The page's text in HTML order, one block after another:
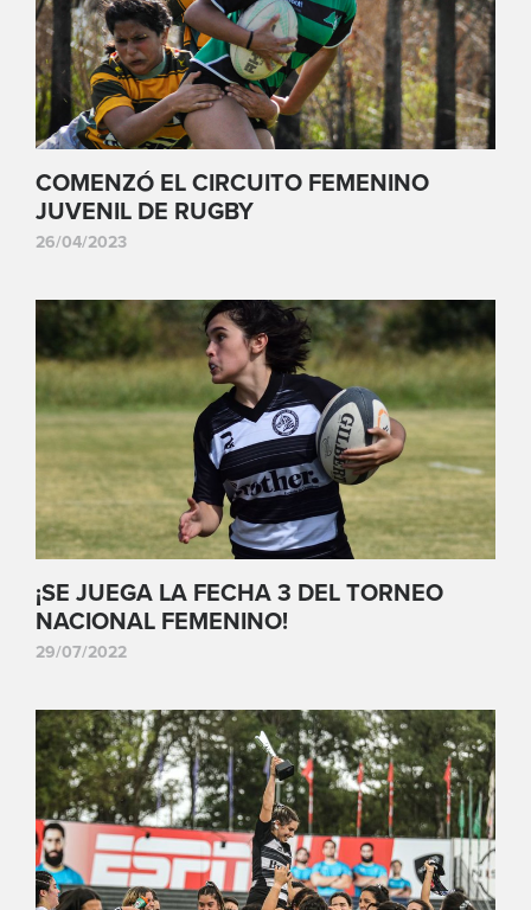
COMENZÓ EL CIRCUITO FEMENINO
JUVENIL DE RUGBY
26/04/2023
¡SE JUEGA LA FECHA 3 DEL TORNEO
NACIONAL FEMENINO!
29/07/2022